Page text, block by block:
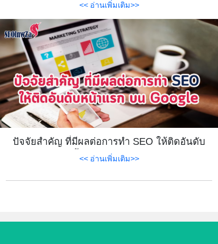
<< อ่านเพิ่มเติม>>
ปัจจัยสำคัญ ที่มีผลต่อการทำ SEO ให้ติดอันดับ
หน้าแรก บน Google
<< อ่านเพิ่มเติม>>